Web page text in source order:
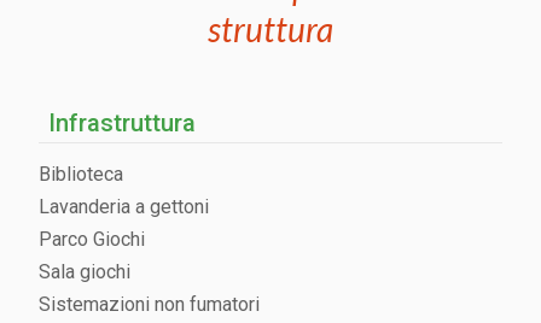
struttura
Infrastruttura
Biblioteca
Lavanderia a gettoni
Parco Giochi
Sala giochi
Sistemazioni non fumatori